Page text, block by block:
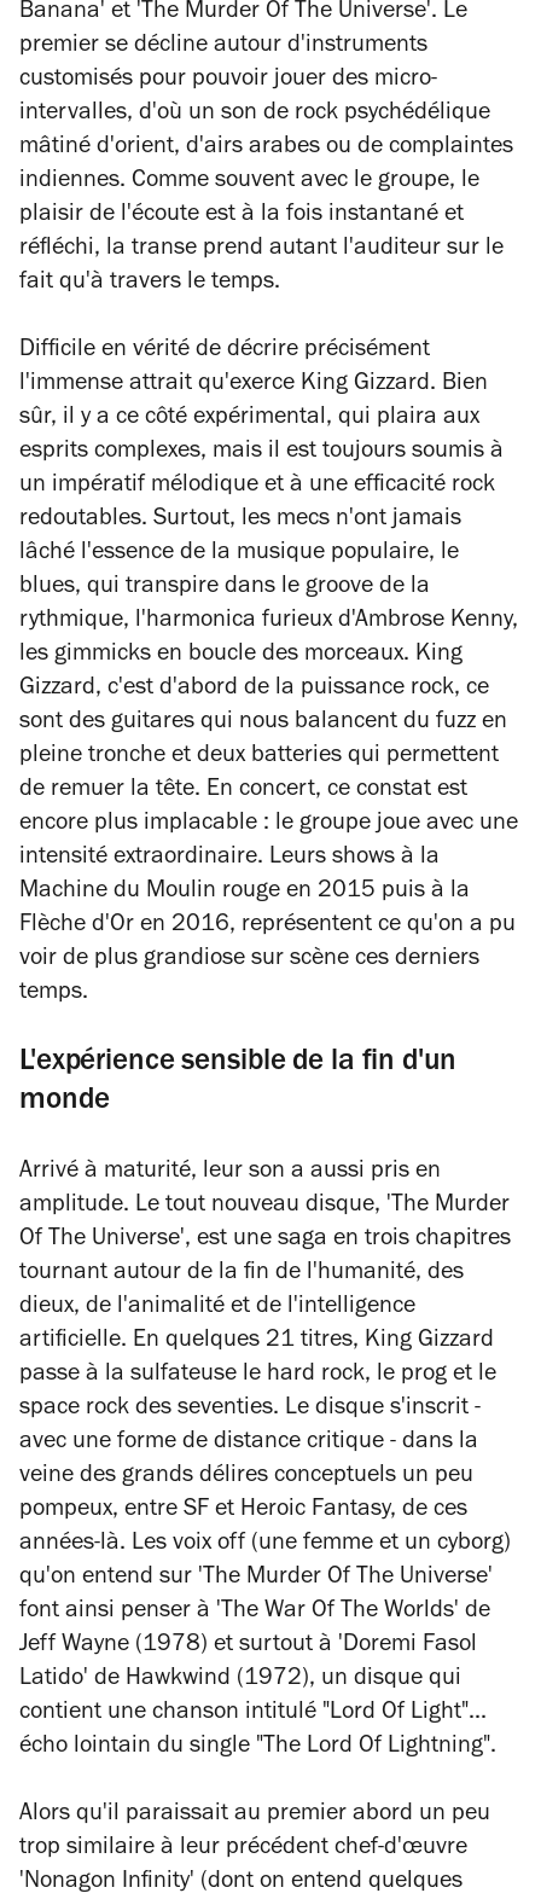
Banana' et 'The Murder Of The Universe'. Le
premier se décline autour d'instruments
customisés pour pouvoir jouer des micro-
intervalles, d'où un son de rock psychédélique
mâtiné d'orient, d'airs arabes ou de complaintes
indiennes. Comme souvent avec le groupe, le
plaisir de l'écoute est à la fois instantané et
réfléchi, la transe prend autant l'auditeur sur le
fait qu'à travers le temps.
Difficile en vérité de décrire précisément
l'immense attrait qu'exerce King Gizzard. Bien
sûr, il y a ce côté expérimental, qui plaira aux
esprits complexes, mais il est toujours soumis à
un impératif mélodique et à une efficacité rock
redoutables. Surtout, les mecs n'ont jamais
lâché l'essence de la musique populaire, le
blues, qui transpire dans le groove de la
rythmique, l'harmonica furieux d'Ambrose Kenny,
les gimmicks en boucle des morceaux. King
Gizzard, c'est d'abord de la puissance rock, ce
sont des guitares qui nous balancent du fuzz en
pleine tronche et deux batteries qui permettent
de remuer la tête. En concert, ce constat est
encore plus implacable : le groupe joue avec une
intensité extraordinaire. Leurs shows à la
Machine du Moulin rouge en 2015 puis à la
Flèche d'Or en 2016, représentent ce qu'on a pu
voir de plus grandiose sur scène ces derniers
temps.
L'expérience sensible de la fin d'un
monde
Arrivé à maturité, leur son a aussi pris en
amplitude. Le tout nouveau disque, 'The Murder
Of The Universe', est une saga en trois chapitres
tournant autour de la fin de l'humanité, des
dieux, de l'animalité et de l'intelligence
artificielle. En quelques 21 titres, King Gizzard
passe à la sulfateuse le hard rock, le prog et le
space rock des seventies. Le disque s'inscrit -
avec une forme de distance critique - dans la
veine des grands délires conceptuels un peu
pompeux, entre SF et Heroic Fantasy, de ces
années-là. Les voix off (une femme et un cyborg)
qu'on entend sur 'The Murder Of The Universe'
font ainsi penser à 'The War Of The Worlds' de
Jeff Wayne (1978) et surtout à 'Doremi Fasol
Latido' de Hawkwind (1972), un disque qui
contient une chanson intitulé "Lord Of Light"...
écho lointain du single "The Lord Of Lightning".
Alors qu'il paraissait au premier abord un peu
trop similaire à leur précédent chef-d'œuvre
'Nonagon Infinity' (dont on entend quelques